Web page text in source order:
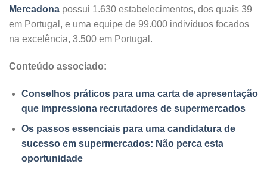
Mercadona possui 1.630 estabelecimentos, dos quais 39
em Portugal, e uma equipe de 99.000 indivíduos focados
na excelência, 3.500 em Portugal.
Conteúdo associado:
Conselhos práticos para uma carta de apresentação
que impressiona recrutadores de supermercados
Os passos essenciais para uma candidatura de
sucesso em supermercados: Não perca esta
oportunidade